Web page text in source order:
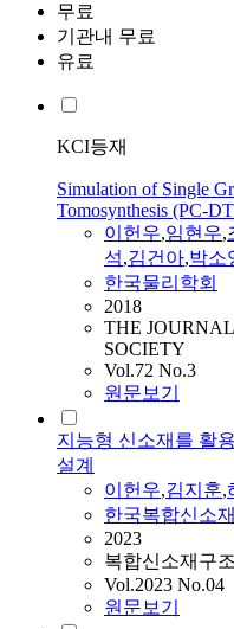
무료
기관내 무료
유료
KCI등재
Simulation of Single
Tomosynthesis (PC-
이헌우,임현우,
석,김건아,박소
한국물리학회
2018
THE
SOCIETY
Vol.72 No.3
원문보기
지능형 신소재를 활
설계
이헌우,김지훈,
한국복합신소
2023
복합신소재구
Vol.2023 No.04
원문보기